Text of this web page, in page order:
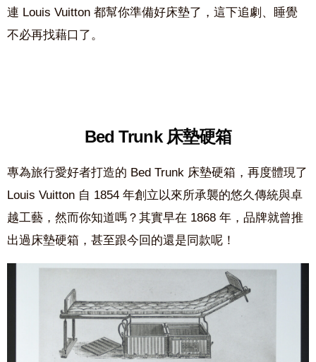
連 Louis Vuitton 都幫你準備好床墊了，這下追劇、睡覺
不必再找藉口了。
Bed Trunk 床墊硬箱
專為旅行愛好者打造的 Bed Trunk 床墊硬箱，再度體現了
Louis Vuitton 自 1854 年創立以來所承襲的悠久傳統與卓
越工藝，然而你知道嗎？其實早在 1868 年，品牌就曾推
出過床墊硬箱，甚至跟今回的還是同款呢！